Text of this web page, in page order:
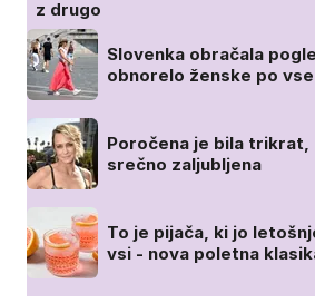
z drugo
Slovenka obračala
obnorelo ženske po
Poročena je bila trikrat,
srečno zaljubljena
To je pijača, ki jo
vsi - nova poletna